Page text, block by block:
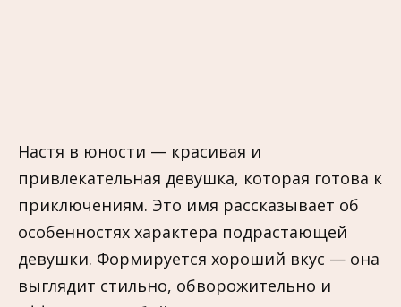
Настя в юности — красивая и
привлекательная девушка, которая готова к
приключениям. Это имя рассказывает об
особенностях характера подрастающей
девушки. Формируется хороший вкус — она
выглядит стильно, обворожительно и